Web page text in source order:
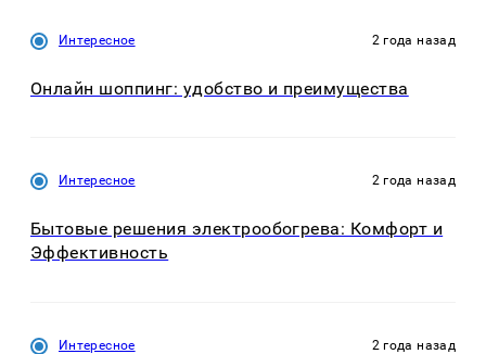
Интересное 2 года назад
Онлайн шоппинг: удобство и преимущества
Интересное 2 года назад
Бытовые решения электрообогрева: Комфорт и
Эффективность
Интересное 2 года назад